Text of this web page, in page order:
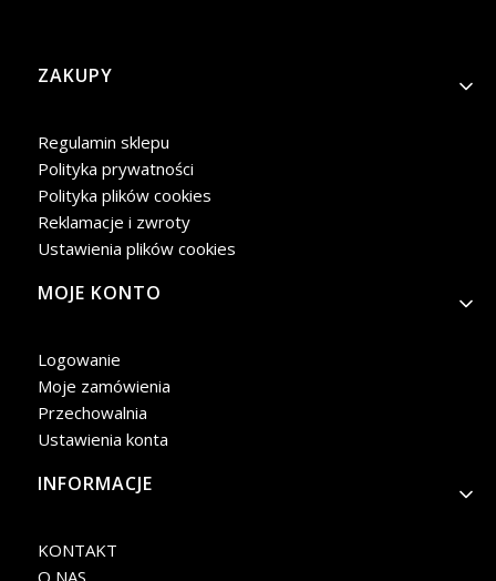
Linki w stopce
ZAKUPY
Regulamin sklepu
Polityka prywatności
Polityka plików cookies
Reklamacje i zwroty
Ustawienia plików cookies
MOJE KONTO
Logowanie
Moje zamówienia
Przechowalnia
Ustawienia konta
INFORMACJE
KONTAKT
O NAS